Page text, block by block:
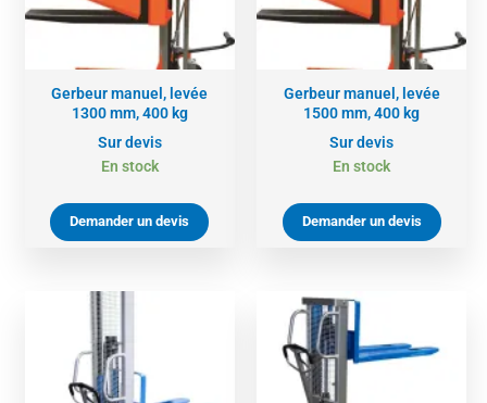
Gerbeur manuel, levée
1300 mm, 400 kg
Sur devis
En stock
Demander un devis
Gerbeur manuel, levée
1500 mm, 400 kg
Sur devis
En stock
Demander un devis